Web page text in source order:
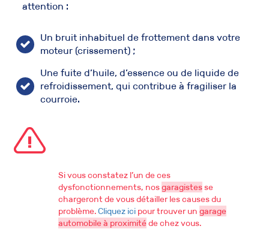
attention :
Un bruit inhabituel de frottement dans votre
moteur (crissement) ;
Une fuite d’huile, d’essence ou de liquide de
refroidissement, qui contribue à fragiliser la
courroie.
Si vous constatez l’un de ces
dysfonctionnements, nosgaragistesse
chargeront de vous détailler les causes du
problème.Cliquez ici pour trouver ungarage
automobile à proximité de chez vous.